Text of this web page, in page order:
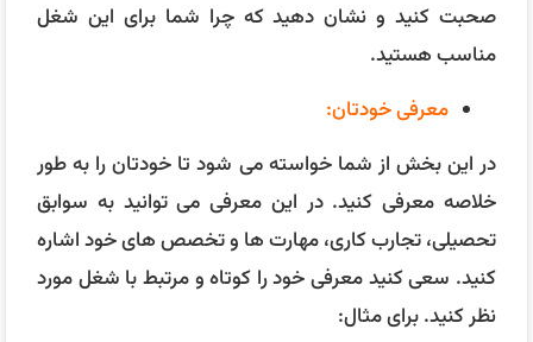
هستم و دارای مدرک حسابداری مالی و حسابداری دولتی می
باشم. من در طول دوران تحصیل و بعد از آن در چند شرکت
مختلف به عنوان حسابدار کار کرده ام و تجربه زیادی در
کسب کرده ام. من با نرم افزارهای حسابداری مانند
همکاران، سپیدار و رایا آشنایی دارم و می توانم با استفاده
از آنها اسناد حسابداری را ثبت و گزارش کنم. من مهارت
های ارتباطی و تیمی خوبی دارم و می توانم با همکاران و
مدیران خود به خوبی همکاری کنم.